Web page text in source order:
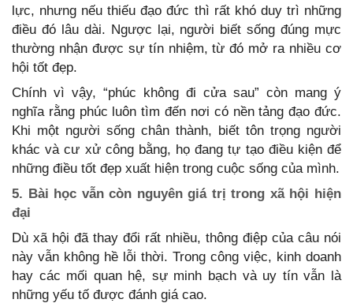
lực, nhưng nếu thiếu đạo đức thì rất khó duy trì những
điều đó lâu dài. Ngược lại, người biết sống đúng mực
thường nhận được sự tín nhiệm, từ đó mở ra nhiều cơ
hội tốt đẹp.
Chính vì vậy, “phúc không đi cửa sau” còn mang ý
nghĩa rằng phúc luôn tìm đến nơi có nền tảng đạo đức.
Khi một người sống chân thành, biết tôn trọng người
khác và cư xử công bằng, họ đang tự tạo điều kiện để
những điều tốt đẹp xuất hiện trong cuộc sống của mình.
5. Bài học vẫn còn nguyên giá trị trong xã hội hiện
đại
Dù xã hội đã thay đổi rất nhiều, thông điệp của câu nói
này vẫn không hề lỗi thời. Trong công việc, kinh doanh
hay các mối quan hệ, sự minh bạch và uy tín vẫn là
những yếu tố được đánh giá cao.